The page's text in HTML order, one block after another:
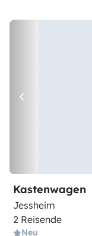
Kastenwagen
Jessheim
2 Reisende
Neu